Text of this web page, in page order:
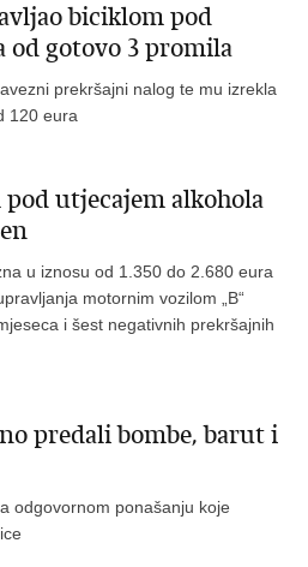
biciklom pod
od gotovo 3 promila
prekršajni nalog te mu izrekla
120 eura
utjecajem alkohola
u iznosu od 1.350 do 2.680 eura
motornim vozilom „B“
i šest negativnih prekršajnih
predali bombe, barut i
odgovornom ponašanju koje